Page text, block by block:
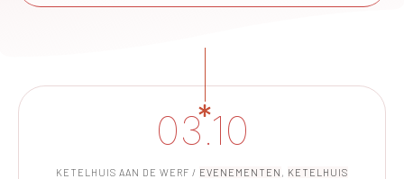
03.10
KETELHUIS AAN DE WERF / EVENEMENTEN , KETELHUIS